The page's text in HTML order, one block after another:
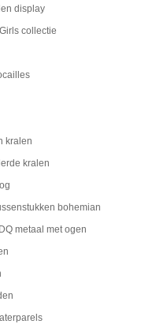
display
collectie
kralen
kralen
bohemian
metaal met ogen